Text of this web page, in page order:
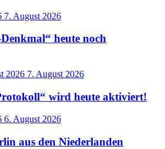
7. August 2026
heute noch
2026 7. August 2026
wird heute aktiviert!
6. August 2026
aus den Niederlanden